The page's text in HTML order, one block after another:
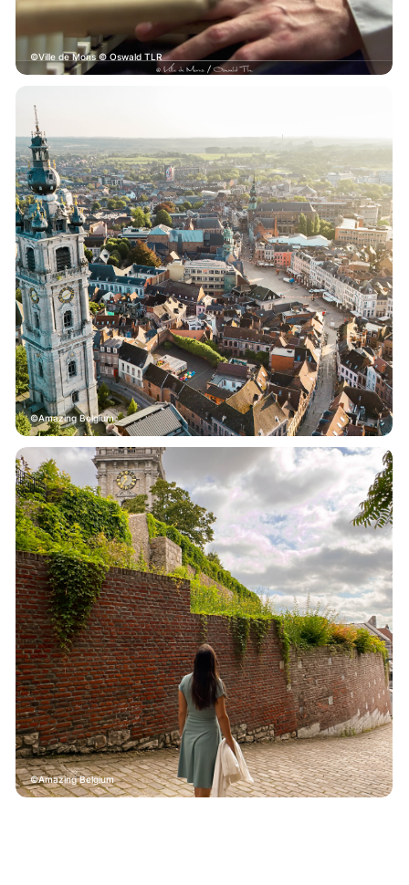
Ville de Mons © Oswald TLR
Amazing Belgium
Amazing Belgium